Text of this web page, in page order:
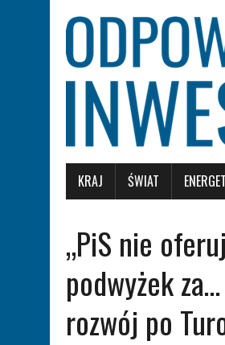
KRAJ ŚWIAT
„PiS nie
podwyżek
rozwój po